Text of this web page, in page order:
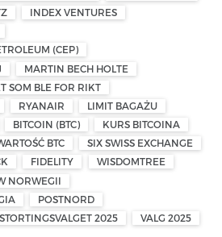
INDEX VENTURES
(CEP)
MARTIN BECH HOLTE
SOM BLE FOR RIKT
RYANAIR
LIMIT BAGAŻU
BITCOIN (BTC)
KURS BITCOINA
BTC
SIX SWISS EXCHANGE
FIDELITY
WISDOMTREE
NORWEGII
POSTNORD
STORTINGSVALGET 2025
VALG 2025